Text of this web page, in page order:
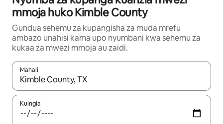
mmoja huko Kimble County
Gundua sehemu za kupangisha za muda mrefu
ambazo unahisi kama upo nyumbani kwa sehemu za
kukaa za mwezi mmoja au zaidi.
Mahali
Wakati matokeo yanapatikana, vinjari kwa kutumia vitufe vya
Kuingia